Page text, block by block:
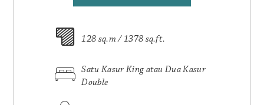
128 sq.m / 1378 sq.ft.
Satu Kasur King atau Dua Kasur
Double